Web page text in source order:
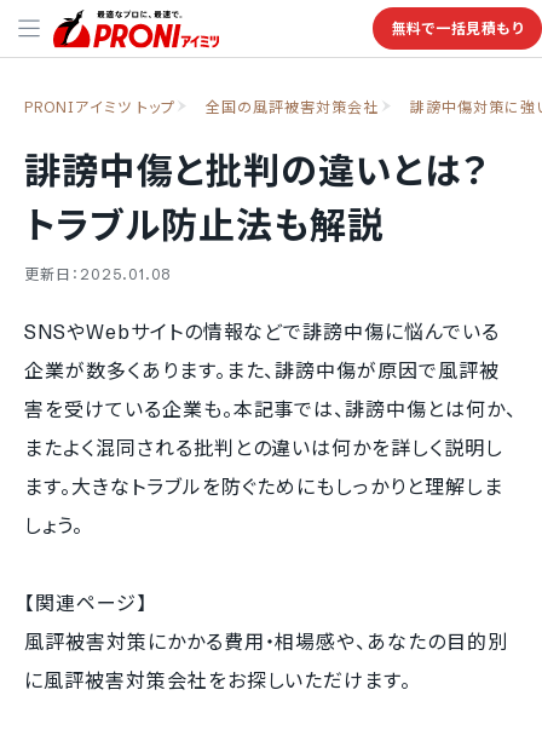
無料で一括見積もり
PRONIアイミツ トップ 全国の風評被害対策会社 誹謗中傷対策に強
誹謗中傷と批判の違いとは？
トラブル防止法も解説
更新日：2025.01.08
SNSやWebサイトの情報などで誹謗中傷に悩んでいる
企業が数多くあります。また、誹謗中傷が原因で風評被
害を受けている企業も。本記事では、誹謗中傷とは何か、
またよく混同される批判との違いは何かを詳しく説明し
ます。大きなトラブルを防ぐためにもしっかりと理解しま
しょう。
【関連ページ】
風評被害対策にかかる費用・相場感や、あなたの目的別
に風評被害対策会社をお探しいただけます。